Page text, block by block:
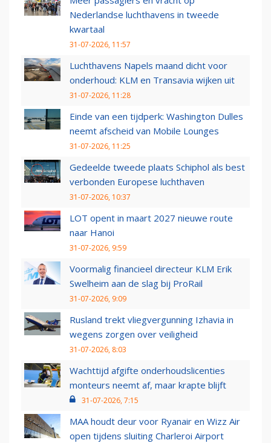
Nederlandse luchthavens in tweede
kwartaal
31-07-2026, 11:57
Luchthavens Napels maand dicht voor
onderhoud: KLM en Transavia wijken uit
31-07-2026, 11:28
Einde van een tijdperk: Washington Dulles
neemt afscheid van Mobile Lounges
31-07-2026, 11:25
Gedeelde tweede plaats Schiphol als best
verbonden Europese luchthaven
31-07-2026, 10:37
LOT opent in maart 2027 nieuwe route
naar Hanoi
31-07-2026, 9:59
Voormalig financieel directeur KLM Erik
Swelheim aan de slag bij ProRail
31-07-2026, 9:09
Rusland trekt vliegvergunning Izhavia in
wegens zorgen over veiligheid
31-07-2026, 8:03
Wachttijd afgifte onderhoudslicenties
monteurs neemt af, maar krapte blijft
31-07-2026, 7:15
MAA houdt deur voor Ryanair en Wizz Air
open tijdens sluiting Charleroi Airport